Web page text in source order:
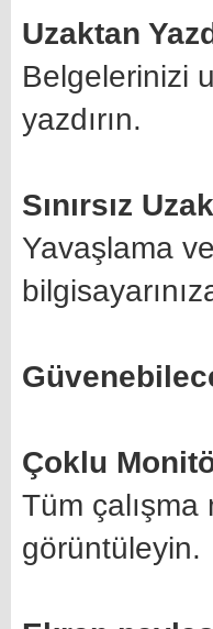
Uzaktan
Belgelerinizi
yazdırın.
Sınırsız
Yavaşlama
Çoklu
Tüm çalışma
görüntüleyin.